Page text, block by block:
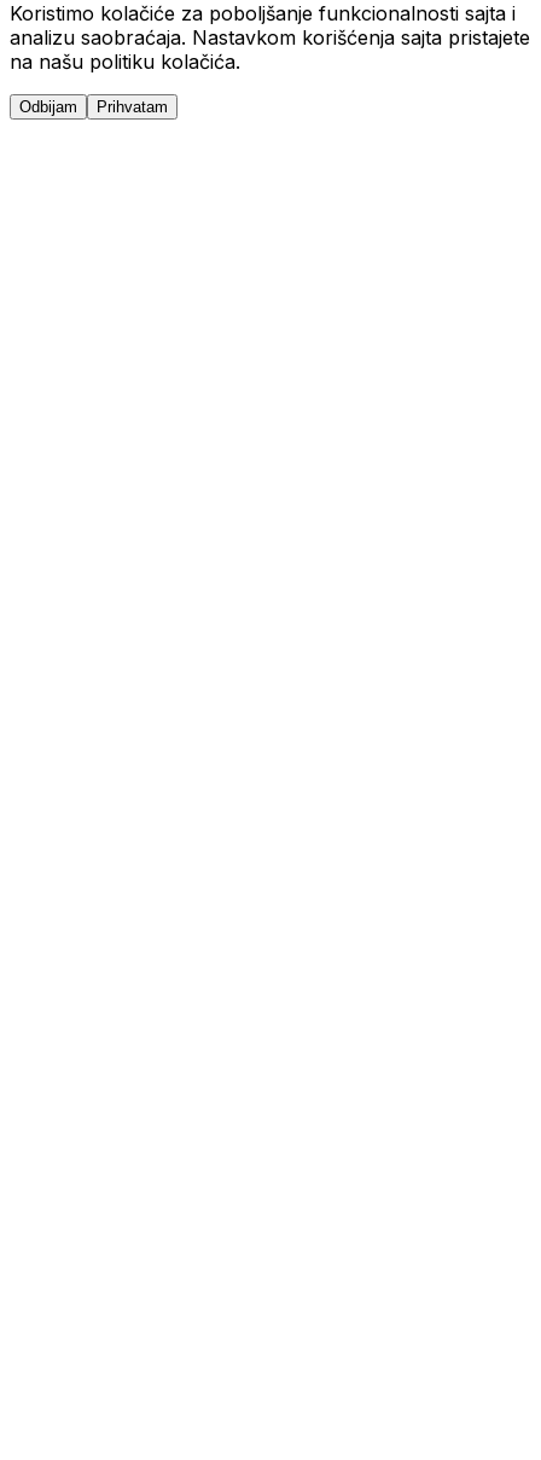
Koristimo kolačiće za poboljšanje funkcionalnosti sajta i
analizu saobraćaja. Nastavkom korišćenja sajta pristajete
na našu politiku kolačića.
Odbijam Prihvatam